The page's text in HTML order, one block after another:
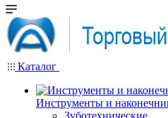
Каталог
Инструменты и
Зуботехнические